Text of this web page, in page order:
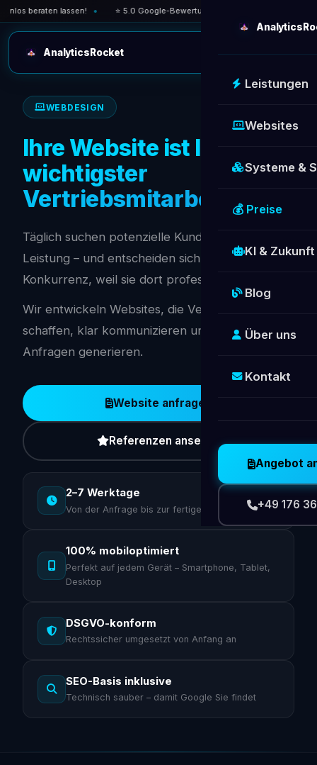
beraten lassen! ⭐ 5.0 Google-Bewertung — über 30 zufriedene Kunden in
AnalyticsRocket
Leistungen
Websites
Systeme &
💰 Preise
KI & Zukunft
Blog
Über uns
Kontakt
Angebot
+49 176
WEBDESIGN
Ihre Website ist Ihr
wichtigster
Vertriebsmitarbeiter
Täglich suchen potenzielle Kunden nach Ihrer
Leistung – und entscheiden sich für die
Konkurrenz, weil sie dort professioneller wirkt.
Wir entwickeln Websites, die Vertrauen
schaffen, klar kommunizieren und messbar
Anfragen generieren.
Website anfragen
Referenzen ansehen
2–7 Werktage
Von der Anfrage bis zur fertigen Website
100% mobiloptimiert
Perfekt auf jedem Gerät – Smartphone, Tablet,
Desktop
DSGVO-konform
Rechtssicher umgesetzt von Anfang an
SEO-Basis inklusive
Technisch sauber – damit Google Sie findet